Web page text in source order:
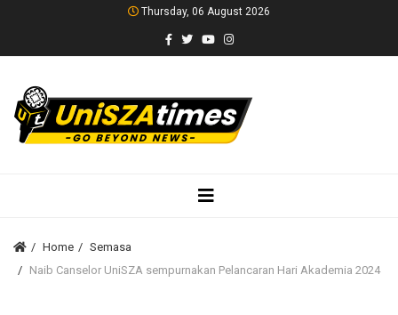
Thursday, 06 August 2026
Home
Semasa
Naib Canselor UniSZA sempurnakan Pelancaran Hari Akademia 2024